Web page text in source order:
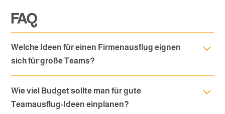
FAQ
Welche Ideen für einen Firmenausflug eignen
sich für große Teams?
funktionieren hervorragend für Gruppen ab 20 Personen.
Teams werden in kleinere Gruppen aufgeteilt, die
Wie viel Budget sollte man für gute
Teamausflug-Ideen einplanen?